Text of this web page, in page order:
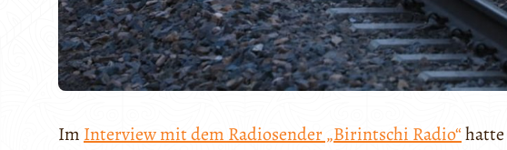
ImInterview mit dem Radiosender „Birintschi Radio“hatte